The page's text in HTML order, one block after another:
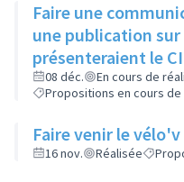
Faire une
une publication sur
présenteraient le
des animaux
donneraient le lien
08 déc.
En cours de
Propositions en cours
Faire venir le
16 nov. Réalisée